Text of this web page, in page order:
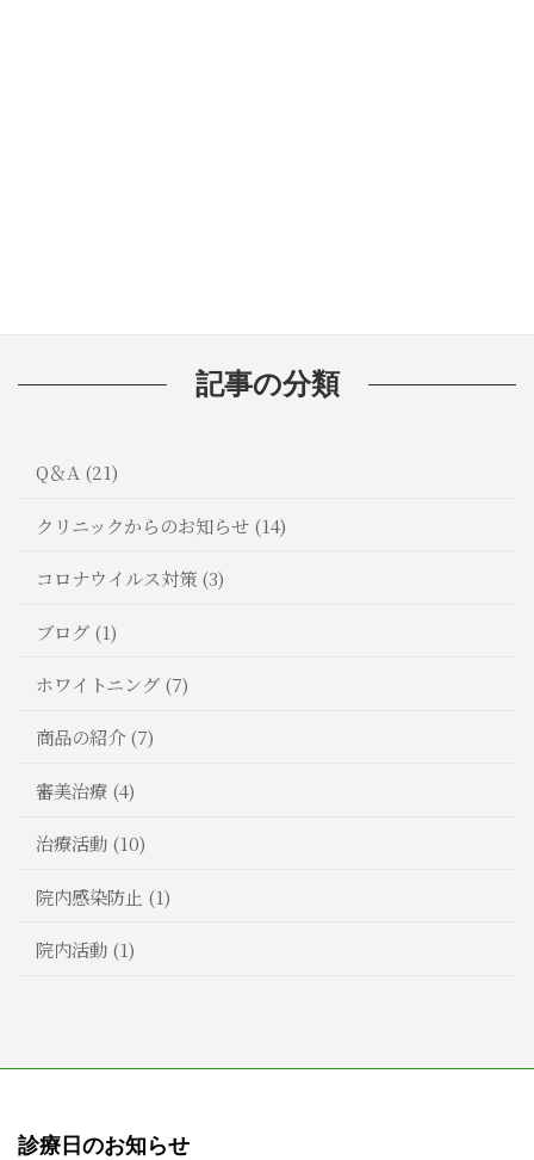
記事の分類
Q＆A (21)
クリニックからのお知らせ (14)
コロナウイルス対策 (3)
ブログ (1)
ホワイトニング (7)
商品の紹介 (7)
審美治療 (4)
治療活動 (10)
院内感染防止 (1)
院内活動 (1)
診療日のお知らせ